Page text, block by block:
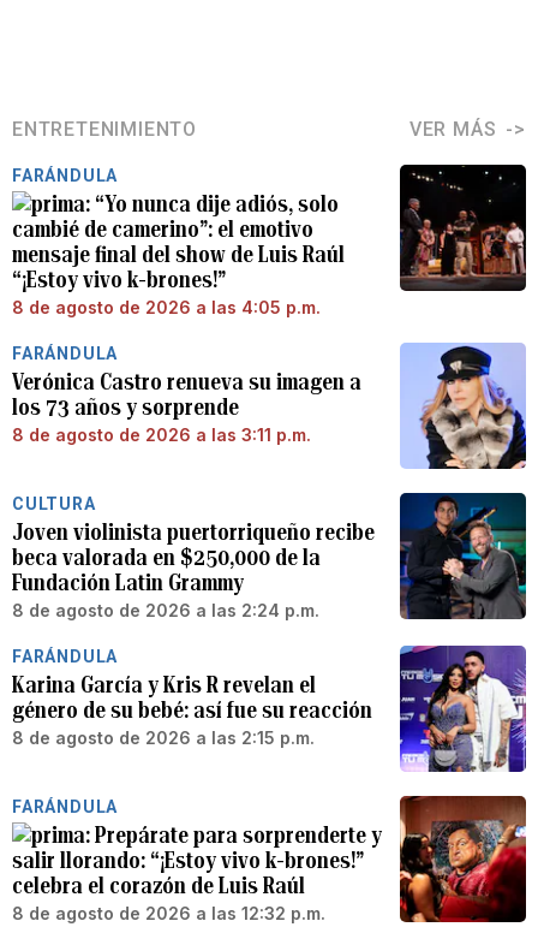
ENTRETENIMIENTO VER MÁS
FARÁNDULA
“Yo nunca dije adiós, solo
cambié de camerino”: el emotivo
mensaje final del show de Luis Raúl
“¡Estoy vivo k-brones!”
8 de agosto de 2026 a las 4:05 p.m.
FARÁNDULA
Verónica Castro renueva su imagen a
los 73 años y sorprende
8 de agosto de 2026 a las 3:11 p.m.
CULTURA
Joven violinista puertorriqueño recibe
beca valorada en $250,000 de la
Fundación Latin Grammy
8 de agosto de 2026 a las 2:24 p.m.
FARÁNDULA
Karina García y Kris R revelan el
género de su bebé: así fue su reacción
8 de agosto de 2026 a las 2:15 p.m.
FARÁNDULA
Prepárate para sorprenderte y
salir llorando: “¡Estoy vivo k-brones!”
celebra el corazón de Luis Raúl
8 de agosto de 2026 a las 12:32 p.m.